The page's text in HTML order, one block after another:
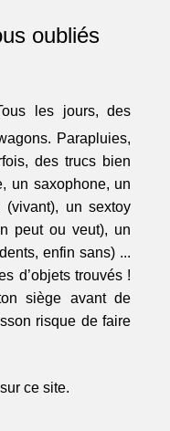
oubliés
les jours, des
Parapluies,
des trucs bien
un saxophone, un
un sextoy
peut ou veut), un
enfin sans) ...
d’objets trouvés !
siège avant de
risque de faire
ce site.